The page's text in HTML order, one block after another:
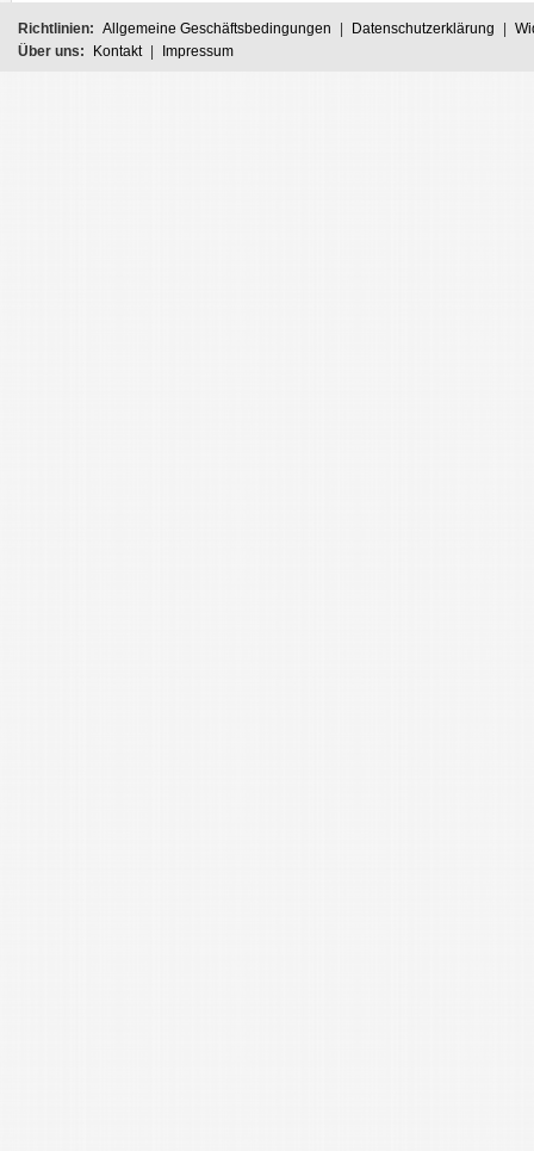
Richtlinien: Allgemeine Geschäftsbedingungen Datenschutzerklärung
Über uns:
Kontakt Impressum